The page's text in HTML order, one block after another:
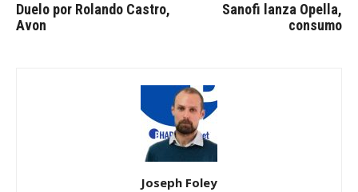
Duelo por Rolando Castro,
Avon
Sanofi lanza Opella,
consumo
Joseph Foley